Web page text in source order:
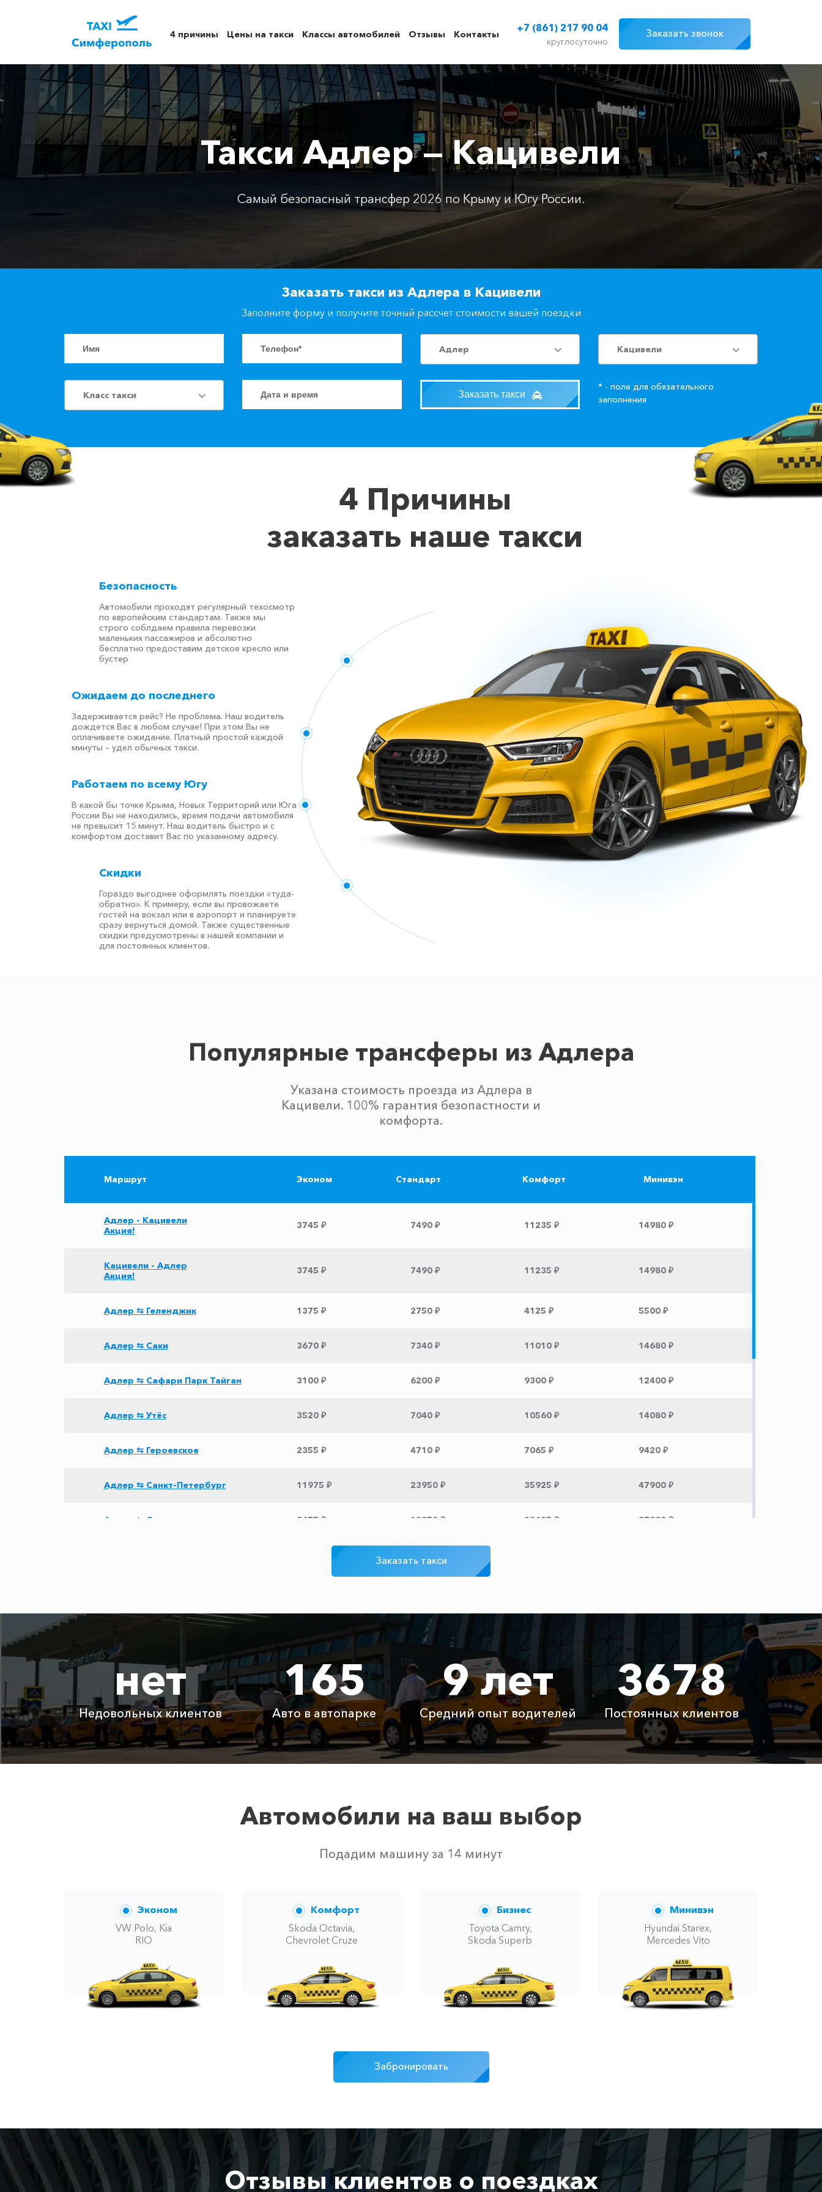
4 причины Цены на такси Классы автомобилей Отзывы Контакты
+7 (861) 217 90 04
круглосуточно
Заказать звонок
Такси Адлер — Кацивели
Самый безопасный трансфер 2026 по Крыму и Югу России.
Заказать такси из Адлера в Кацивели
Заполните форму и получите точный рассчет стоимости вашей поездки
Адлер Кацивели
Класс такси Заказать такси
* - поле для обязательного
заполнения
4 Причины
заказать наше такси
Безопасность
Автомобили проходят регулярный техосмотр
по европейским стандартам. Также мы
строго соблдаем правила перевозки
маленьких пассажиров и абсолютно
бесплатно предоставим детское кресло или
бустер
Ожидаем до последнего
Задерживается рейс? Не проблема. Наш водитель
дождется Вас в любом случае! При этом Вы не
оплачиваете ожидание. Платный простой каждой
минуты – удел обычных такси.
Работаем по всему Югу
В какой бы точке Крыма, Новых Территорий или Юга
России Вы не находились, время подачи автомобиля
не превысит 15 минут. Наш водитель быстро и с
комфортом доставит Вас по указанному адресу.
Скидки
Гораздо выгоднее оформлять поездки «туда-
обратно». К примеру, если вы провожаете
гостей на вокзал или в аэропорт и планируете
сразу вернуться домой. Также существенные
скидки предусмотрены в нашей компании и
для постоянных клиентов.
Популярные трансферы из Адлера
Указана стоимость проезда из Адлера в
Кацивели. 100% гарантия безопастности и
комфорта.
Маршрут Эконом Стандарт Комфорт Минивэн
Адлер - Кацивели
Акция!
3745 ₽ 7490 ₽ 11235 ₽ 14980 ₽
Кацивели - Адлер
Акция!
3745 ₽ 7490 ₽ 11235 ₽ 14980 ₽
Адлер ⇆ Геленджик 1375 ₽ 2750 ₽ 4125 ₽ 5500 ₽
Адлер ⇆ Саки 3670 ₽ 7340 ₽ 11010 ₽ 14680 ₽
Адлер ⇆ Сафари Парк Тайган 3100 ₽ 6200 ₽ 9300 ₽ 12400 ₽
Адлер ⇆ Утёс 3520 ₽ 7040 ₽ 10560 ₽ 14080 ₽
Адлер ⇆ Героевское 2355 ₽ 4710 ₽ 7065 ₽ 9420 ₽
Адлер ⇆ Санкт-Петербург 11975 ₽ 23950 ₽ 35925 ₽ 47900 ₽
Адлер ⇆ Самара 9475 ₽ 18950 ₽ 28425 ₽ 37900 ₽
Адлер ⇆ Армянск 6000 ₽
Адлер ⇆ Апшеронск 4200 ₽
Адлер ⇆ Дагомыс 450 ₽ 900 ₽ 1350 ₽ 1800 ₽
Детское автокресло Бесплатно Бесплатно Бесплатно Бесплатно
Ожидание машины Бесплатно Бесплатно Бесплатно Бесплатно
Заказать такси
нет
Недовольных клиентов
165
Авто в автопарке
9 лет
Средний опыт водителей
3678
Постоянных клиентов
Автомобили на ваш выбор
Подадим машину за 14 минут
Эконом
VW Polo, Kia
RIO
Комфорт
Skoda Octavia,
Chevrolet Cruze
Бизнес
Toyota Camry,
Skoda Superb
Минивэн
Hyundai Starex,
Mercedes Vito
Забронировать
Отзывы клиентов о поездках